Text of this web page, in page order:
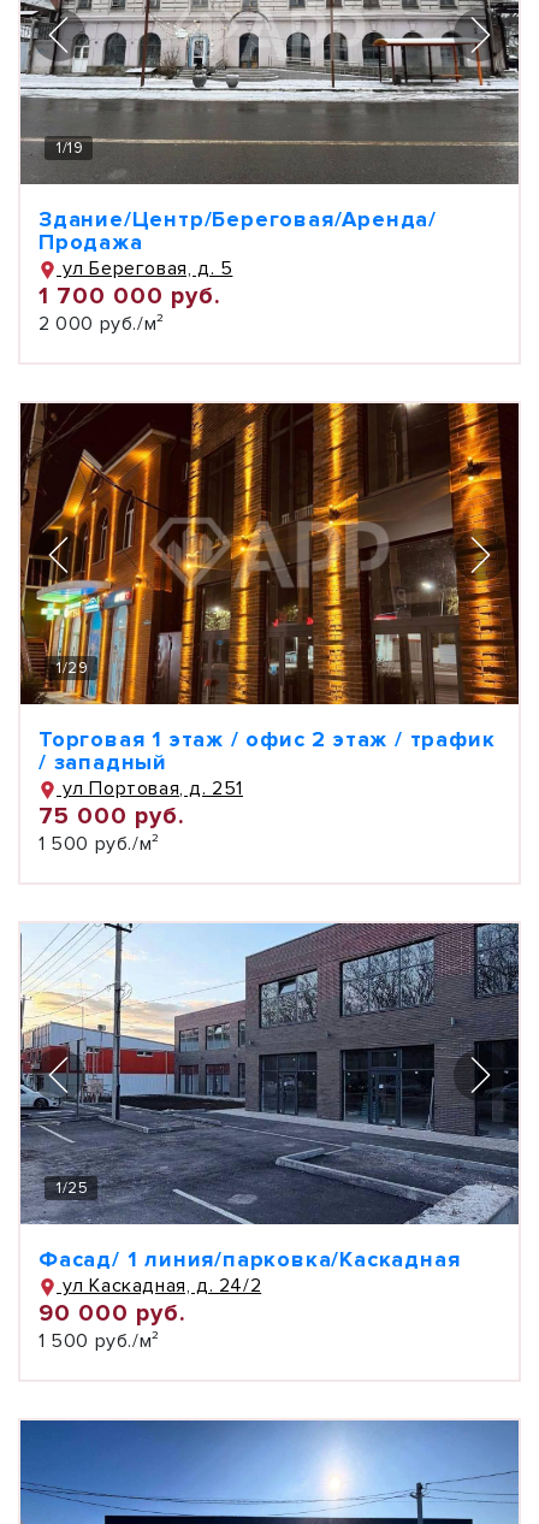
1/19
Здание/Центр/Береговая/Аренда/
Продажа
ул Береговая, д. 5
1 700 000 руб.
2 000 руб./м²
1/29
Торговая 1 этаж / офис 2 этаж / трафик
/ западный
ул Портовая, д. 251
75 000 руб.
1 500 руб./м²
1/25
Фасад/ 1 линия/парковка/Каскадная
ул Каскадная, д. 24/2
90 000 руб.
1 500 руб./м²